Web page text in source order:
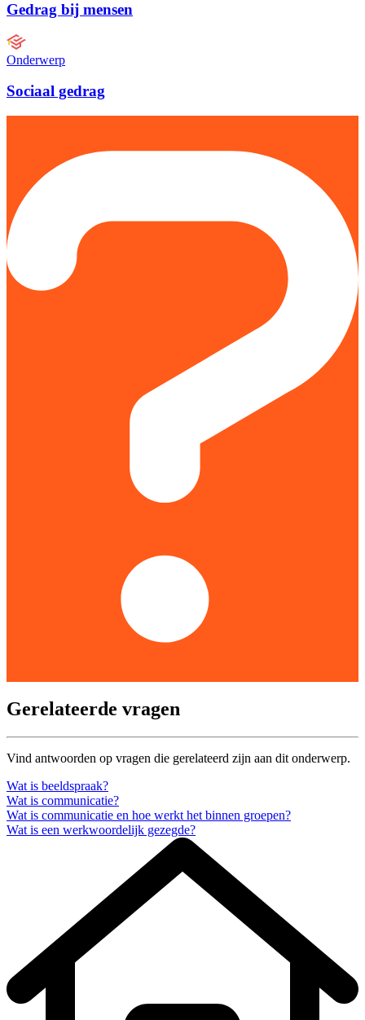
Gedrag bij mensen
Onderwerp
Sociaal gedrag
Gerelateerde vragen
Vind antwoorden op vragen die gerelateerd zijn aan dit onderwerp.
Wat is beeldspraak?
Wat is communicatie?
Wat is communicatie en hoe werkt het binnen groepen?
Wat is een werkwoordelijk gezegde?